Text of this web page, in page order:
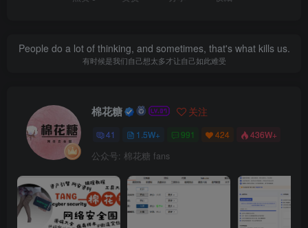
People do a lot of thinking, and sometimes, that's what kills us.
有时候是我们自己想太多才让自己如此难受
棉花糖 关注
41 1.5W+ 991 424 436W+
公众号: 棉花糖 fans